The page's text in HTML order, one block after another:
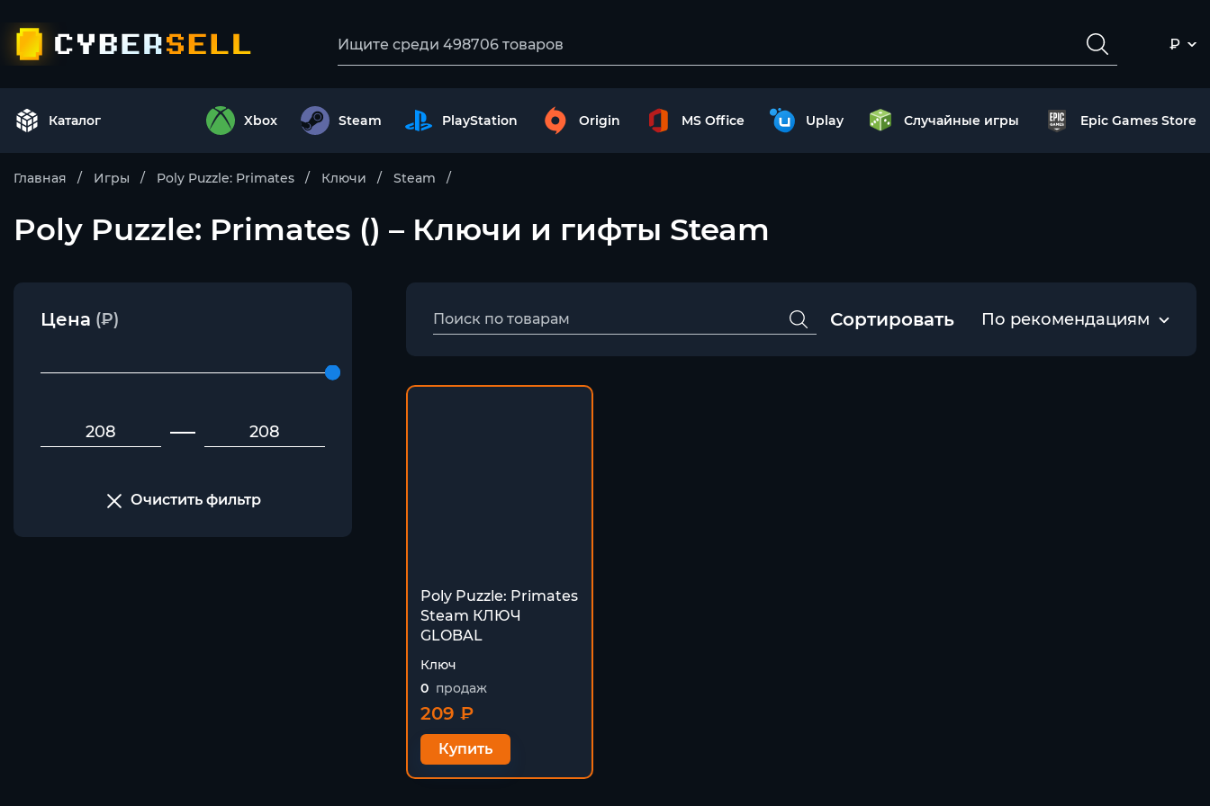
₽
Каталог Xbox Steam PlayStation Origin MS Office Uplay Случайные игры Epic Games Store
Главная Игры Poly Puzzle: Primates Ключи Steam
Poly Puzzle: Primates () – Ключи и гифты Steam
Цена (₽)
Очистить фильтр
Сортировать По рекомендациям
Poly Puzzle: Primates
Steam КЛЮЧ
GLOBAL
Ключ
0 продаж
209 ₽
Купить